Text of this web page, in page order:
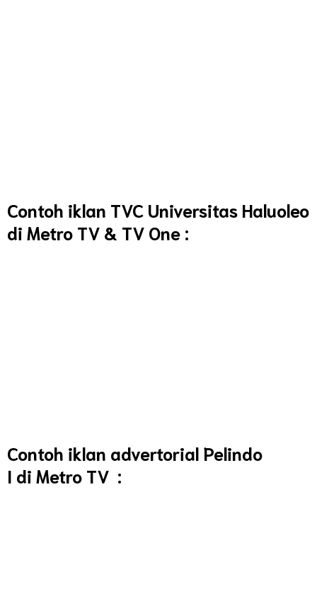
Contoh iklan TVC Universitas Haluoleo
di Metro TV & TV One :
Contoh iklan advertorial Pelindo
I di Metro TV :